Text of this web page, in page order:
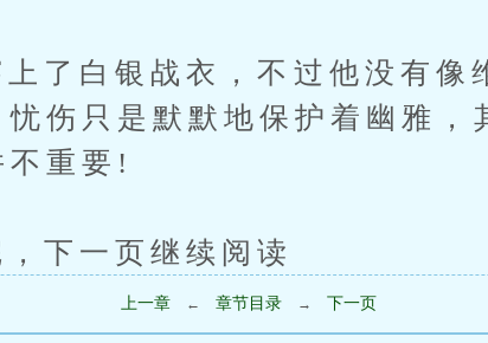
银战衣，不过他没有像维
伤只是默默地保护着幽雅，
不重要!
一页继续阅读
上一章 ← 章节目录 → 下一页